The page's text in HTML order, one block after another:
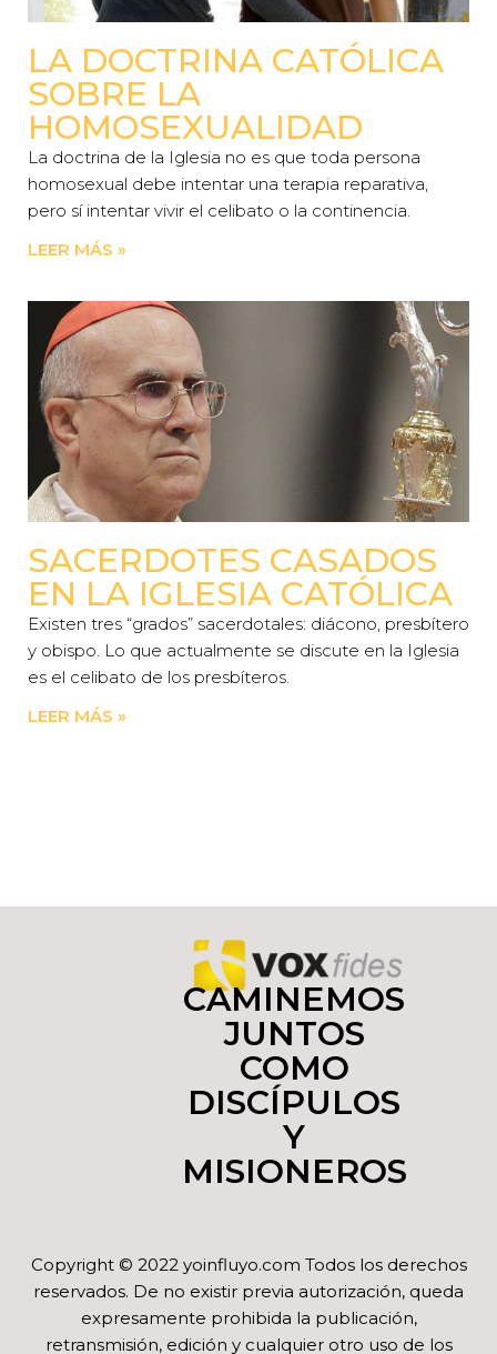
LA DOCTRINA CATÓLICA
SOBRE LA
HOMOSEXUALIDAD
La doctrina de la Iglesia no es que toda persona
homosexual debe intentar una terapia reparativa,
pero sí intentar vivir el celibato o la continencia.
LEER MÁS »
SACERDOTES CASADOS
EN LA IGLESIA CATÓLICA
Existen tres “grados” sacerdotales: diácono, presbítero
y obispo. Lo que actualmente se discute en la Iglesia
es el celibato de los presbíteros.
LEER MÁS »
CAMINEMOS
JUNTOS
COMO
DISCÍPULOS
Y
MISIONEROS
Copyright © 2022 yoinfluyo.com Todos los derechos
reservados. De no existir previa autorización, queda
expresamente prohibida la publicación,
retransmisión, edición y cualquier otro uso de los